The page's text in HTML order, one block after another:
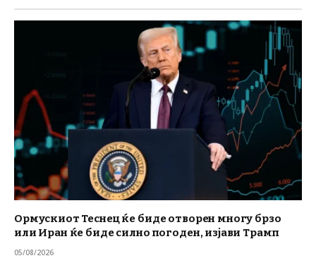
Ормускиот Теснец ќе биде отворен многу брзо
или Иран ќе биде силно погоден, изјави Трамп
05/08/2026